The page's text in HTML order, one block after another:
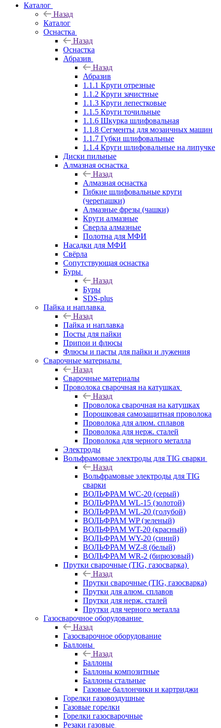
Каталог
Назад
Каталог
Оснастка
Назад
Оснастка
Абразив
Назад
Абразив
1.1.1 Круги отрезные
1.1.2 Круги зачистные
1.1.3 Круги лепестковые
1.1.5 Круги точильные
1.1.6 Шкурка шлифовальная
1.1.8 Сегменты для мозаичных машин
1.1.7 Губки шлифовальные
1.1.4 Круги шлифовальные на липучке
Диски пильные
Алмазная оснастка
Назад
Алмазная оснастка
Гибкие шлифовальные круги
(черепашки)
Алмазные фрезы (чашки)
Круги алмазные
Сверла алмазные
Полотна для МФИ
Насадки для МФИ
Свёрла
Сопутствующая оснастка
Буры
Назад
Буры
SDS-plus
Пайка и наплавка
Назад
Пайка и наплавка
Посты для пайки
Припои и флюсы
Флюсы и пасты для пайки и лужения
Сварочные материалы
Назад
Сварочные материалы
Проволока сварочная на катушках
Назад
Проволока сварочная на катушках
Порошковая самозащитная проволока
Проволока для алюм. сплавов
Проволока для нерж. сталей
Проволока для черного металла
Электроды
Вольфрамовые электроды для TIG сварки
Назад
Вольфрамовые электроды для TIG
сварки
ВОЛЬФРАМ WC-20 (серый)
ВОЛЬФРАМ WL-15 (золотой)
ВОЛЬФРАМ WL-20 (голубой)
ВОЛЬФРАМ WP (зеленый)
ВОЛЬФРАМ WT-20 (красный)
ВОЛЬФРАМ WY-20 (синий)
ВОЛЬФРАМ WZ-8 (белый)
ВОЛЬФРАМ WR-2 (бирюзовый)
Прутки сварочные (TIG, газосварка)
Назад
Прутки сварочные (TIG, газосварка)
Прутки для алюм. сплавов
Прутки для нерж. сталей
Прутки для черного металла
Газосварочное оборудование
Назад
Газосварочное оборудование
Баллоны
Назад
Баллоны
Баллоны композитные
Баллоны стальные
Газовые баллончики и картриджи
Горелки газовоздушные
Газовые горелки
Горелки газосварочные
Резаки газовые